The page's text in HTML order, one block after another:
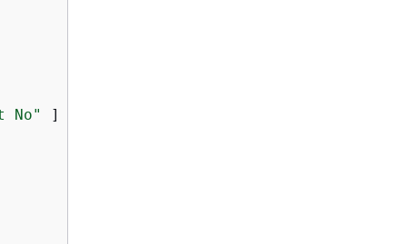
No"
]